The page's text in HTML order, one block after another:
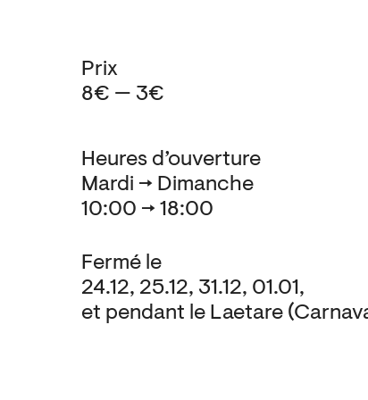
Heures d’ouverture
Mardi → Dimanche
10:00 → 18:00
Fermé le
24.12, 25.12, 31.12, 01.01,
et pendant le Laetare
Prix
8€ — 3€